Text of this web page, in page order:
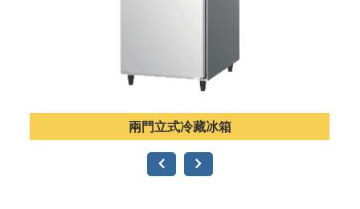
兩門立式冷藏冰箱